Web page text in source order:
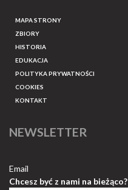
MAPA STRONY
ZBIORY
HISTORIA
EDUKACJA
POLITYKA PRYWATNOŚCI
COOKIES
KONTAKT
NEWSLETTER
Email
Chcesz być z nami na bieżąco?